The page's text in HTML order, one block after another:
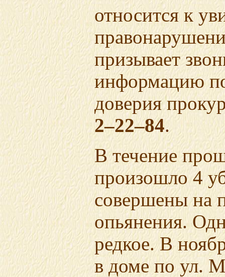
относится к
призывает
информацию
доверия
2–22–84.
В течение
произошло 4
совершены на
опьянения.
редкое. В
в доме по ул.